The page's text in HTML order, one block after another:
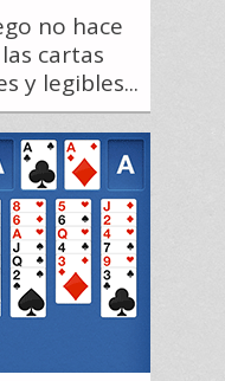
no hace
cartas
y legibles...